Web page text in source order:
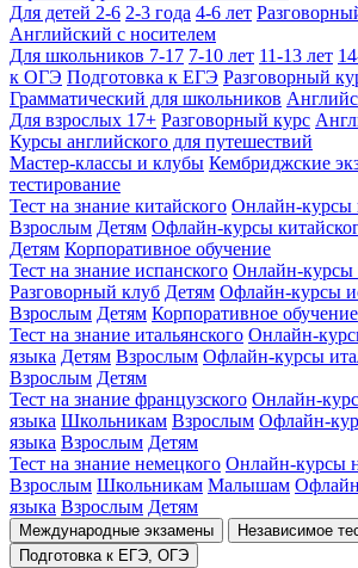
Для детей 2-6 2-3 года 4-6 лет
Английский с носителем
Для школьников 7-17 7-10 лет 11-13 лет
к ОГЭ Подготовка к ЕГЭ Разговорный
Грамматический для школьников
Для взрослых 17+ Разговорный курс
Курсы английского для путешествий
Мастер-классы и клубы Кембриджские
тестирование
Тест на знание китайского Онлайн-курсы
Взрослым Детям Офлайн-курсы
Детям Корпоративное обучение
Тест на знание испанского Онлайн-курсы
Разговорный клуб Детям Офлайн-курсы
Взрослым Детям Корпоративное обучение
Тест на знание итальянского Онлайн-
языка Детям Взрослым Офлайн-курсы
Взрослым Детям
Тест на знание французского Онлайн-
языка Школьникам Взрослым Офлайн-
языка Взрослым Детям
Тест на знание немецкого Онлайн-курсы
Взрослым Школьникам Малышам
языка Взрослым Детям
Международные экзамены
Независимое
Подготовка к ЕГЭ, ОГЭ